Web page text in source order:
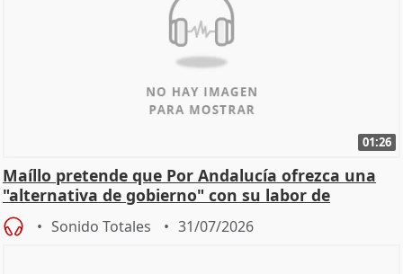
01:26
Maíllo pretende que Por Andalucía ofrezca una
"alternativa de gobierno" con su labor de
oposición
Sonido Totales 31/07/2026